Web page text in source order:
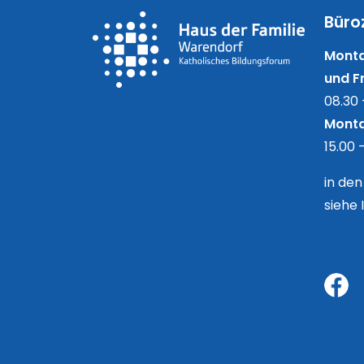
und
08.30
15.00
in
siehe